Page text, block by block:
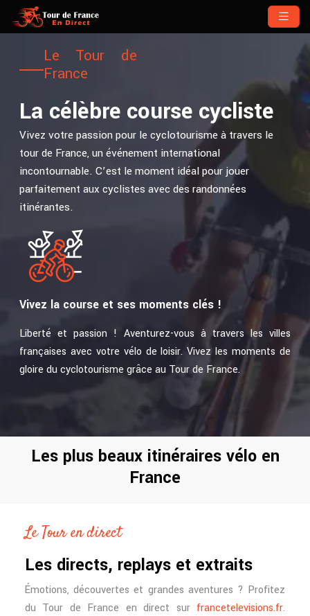
Le Tour de
France
La célèbre course cycliste
Vivez votre passion pour le cyclotourisme à travers le
tour de France, un événement international
incontournable. C’est le moment idéal pour jouer
parfaitement aux cyclistes avec des randonnées
itinérantes.
Vivez la course et ses moments clés !
Liberté et passion ! Aventurez-vous à travers les villes
françaises avec votre vélo de loisir. Vivez les moments de
gloire du cyclotourisme grâce au Tour de France.
Les plus beaux itinéraires vélo en
France
Le Tour en direct
Les directs, replays et extraits
Émotions, découvertes et grandes aventures ? Profitez
du Tour de France en direct sur francetelevisions.fr.